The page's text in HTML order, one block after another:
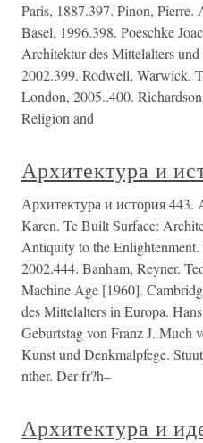
Paris, 1887.397. Pinon,
Basel, 1996.398. Poeschke
Architektur des Mittelalters und
2002.399. Rodwell, Warwick.
London, 2005..400.
Religion and
Архитектура и
Архитектура и история 443.
Karen. Te Built Surface:
Antiquity to the
2002.444. Banham, Reyner.
Machine Age [1960].
des Mittelalters in Europa.
Geburtstag von Franz J. Much
Kunst und Denkmalpfege.
nther. Der fr?h–
Архитектура и